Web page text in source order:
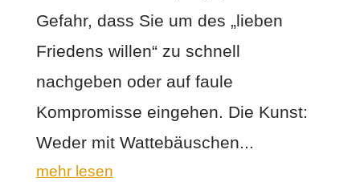
Gefahr, dass Sie um des „lieben
Friedens willen“ zu schnell
nachgeben oder auf faule
Kompromisse eingehen. Die Kunst:
Weder mit Wattebäuschen...
mehr lesen